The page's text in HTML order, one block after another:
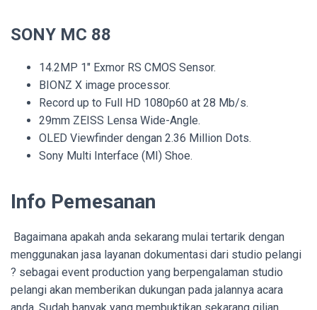
SONY MC 88
14.2MP 1″ Exmor RS CMOS Sensor.
BIONZ X image processor.
Record up to Full HD 1080p60 at 28 Mb/s.
29mm ZEISS Lensa Wide-Angle.
OLED Viewfinder dengan 2.36 Million Dots.
Sony Multi Interface (MI) Shoe.
Info Pemesanan
Bagaimana apakah anda sekarang mulai tertarik dengan
menggunakan jasa layanan dokumentasi dari studio pelangi
? sebagai event production yang berpengalaman studio
pelangi akan memberikan dukungan pada jalannya acara
anda. Sudah banyak yang membuktikan sekarang gilian